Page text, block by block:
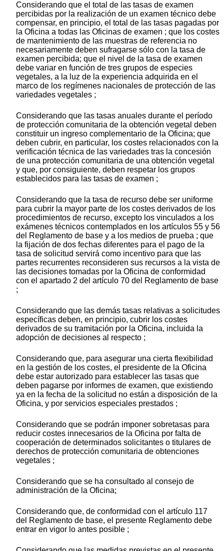
Considerando que el total de las tasas de examen
percibidas por la realización de un examen técnico debe
compensar, en principio, el total de las tasas pagadas por
la Oficina a todas las Oficinas de examen ; que los costes
de mantenimiento de las muestras de referencia no
necesariamente deben sufragarse sólo con la tasa de
examen percibida; que el nivel de la tasa de examen
debe variar en función de tres grupos de especies
vegetales, a la luz de la experiencia adquirida en el
marco de los regímenes nacionales de protección de las
variedades vegetales ;
Considerando que las tasas anuales durante el período
de protección comunitaria de la obtención vegetal deben
constituir un ingreso complementario de la Oficina; que
deben cubrir, en particular, los costes relacionados con la
verificación técnica de las variedades tras la concesión
de una protección comunitaria de una obtención vegetal
y que, por consiguiente, deben respetar los grupos
establecidos para las tasas de examen ;
Considerando que la tasa de recurso debe ser uniforme
para cubrir la mayor parte de los costes derivados de los
procedimientos de recurso, excepto los vinculados a los
exámenes técnicos contemplados en los artículos 55 y 56
del Reglamento de base y a los medios de prueba ; que
la fijación de dos fechas diferentes para el pago de la
tasa de solicitud servirá como incentivo para que las
partes recurrentes reconsideren sus recursos a la vista de
las decisiones tomadas por la Oficina de conformidad
con el apartado 2 del artículo 70 del Reglamento de base
;
Considerando que las demás tasas relativas a solicitudes
específicas deben, en principio, cubrir los costes
derivados de su tramitación por la Oficina, incluida la
adopción de decisiones al respecto ;
Considerando que, para asegurar una cierta flexibilidad
en la gestión de los costes, el presidente de la Oficina
debe estar autorizado para establecer las tasas que
deben pagarse por informes de examen, que existiendo
ya en la fecha de la solicitud no están a disposición de la
Oficina, y por servicios especiales prestados ;
Considerando que se podrán imponer sobretasas para
reducir costes innecesarios de la Oficina por falta de
cooperación de determinados solicitantes o titulares de
derechos de protección comunitaria de obtenciones
vegetales ;
Considerando que se ha consultado al consejo de
administración de la Oficina;
Considerando que, de conformidad con el artículo 117
del Reglamento de base, el presente Reglamento debe
entrar en vigor lo antes posible ;